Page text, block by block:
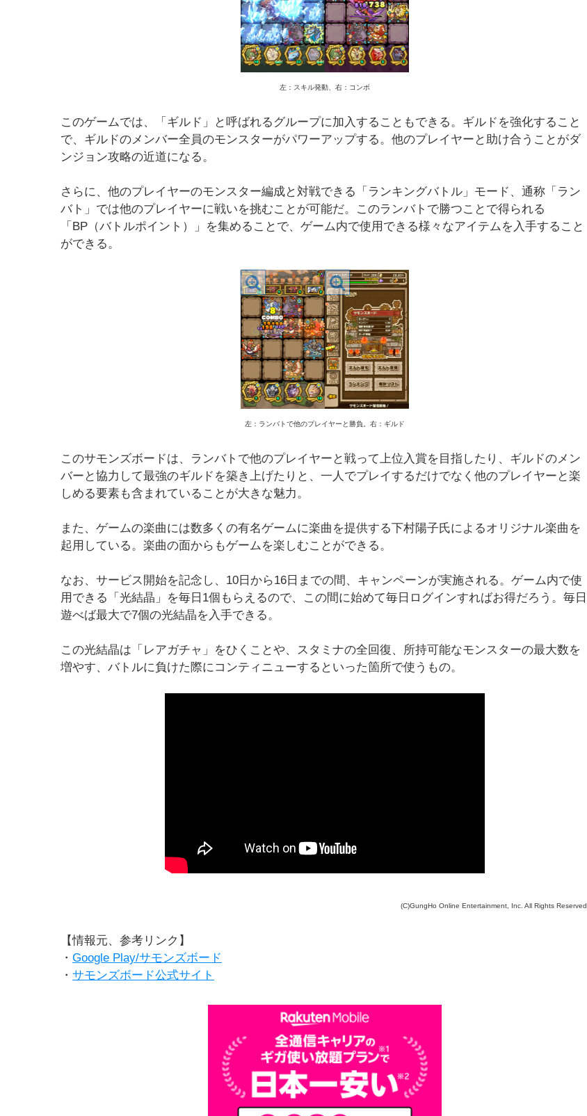
左：スキル発動、右：コンボ
このゲームでは、「ギルド」と呼ばれるグループに加入することもできる。ギルドを強化すること
で、ギルドのメンバー全員のモンスターがパワーアップする。他のプレイヤーと助け合うことがダ
ンジョン攻略の近道になる。
さらに、他のプレイヤーのモンスター編成と対戦できる「ランキングバトル」モード、通称「ラン
バト」では他のプレイヤーに戦いを挑むことが可能だ。このランバトで勝つことで得られる
「BP（バトルポイント）」を集めることで、ゲーム内で使用できる様々なアイテムを入手すること
ができる。
左：ランバトで他のプレイヤーと勝負。右：ギルド
このサモンズボードは、ランバトで他のプレイヤーと戦って上位入賞を目指したり、ギルドのメン
バーと協力して最強のギルドを築き上げたりと、一人でプレイするだけでなく他のプレイヤーと楽
しめる要素も含まれていることが大きな魅力。
また、ゲームの楽曲には数多くの有名ゲームに楽曲を提供する下村陽子氏によるオリジナル楽曲を
起用している。楽曲の面からもゲームを楽しむことができる。
なお、サービス開始を記念し、10日から16日までの間、キャンペーンが実施される。ゲーム内で使
用できる「光結晶」を毎日1個もらえるので、この間に始めて毎日ログインすればお得だろう。毎日
遊べば最大で7個の光結晶を入手できる。
この光結晶は「レアガチャ」をひくことや、スタミナの全回復、所持可能なモンスターの最大数を
増やす、バトルに負けた際にコンティニューするといった箇所で使うもの。
(C)GungHo Online Entertainment, Inc. All Rights Reserved.
【情報元、参考リンク】
・ Google Play/サモンズボード
・ サモンズボード公式サイト